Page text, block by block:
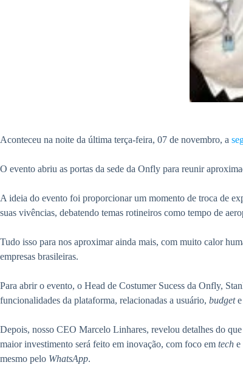
Aconteceu na noite da última terça-feira, 07 de novembro, a
O evento abriu as portas da sede da Onfly para reunir
A ideia do evento foi proporcionar um momento de troca de
suas vivências, debatendo temas rotineiros como tempo de
Tudo isso para nos aproximar ainda mais, com muito calor
empresas brasileiras.
Para abrir o evento, o Head de Costumer Sucess da Onfly,
funcionalidades da plataforma, relacionadas a usuário, budget
Depois, nosso CEO Marcelo Linhares, revelou detalhes do
maior investimento será feito em inovação, com foco em tech e
mesmo pelo WhatsApp.